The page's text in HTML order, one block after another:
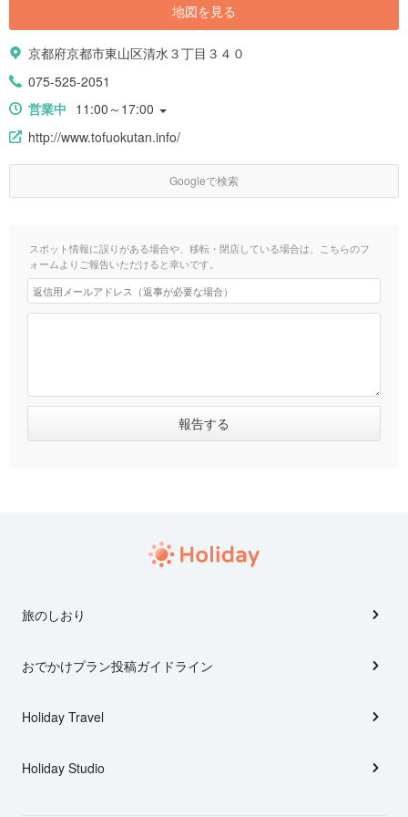
地図を見る
京都府京都市東山区清水３丁目３４０
075-525-2051
営業中 11:00～17:00
http://www.tofuokutan.info/
Googleで検索
スポット情報に誤りがある場合や、移転・閉店している場合は、こちらのフ
ォームよりご報告いただけると幸いです。
旅のしおり
おでかけプラン投稿ガイドライン
Holiday Travel
Holiday Studio